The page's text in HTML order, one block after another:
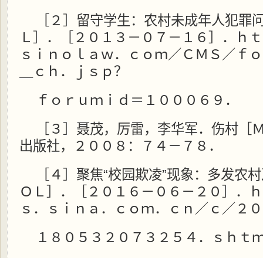
［２］留守学生：农村未成年人犯罪
Ｌ］．［２０１３－０７－１６］．ｈ
ｓｉｎｏｌａｗ．ｃｏｍ／ＣＭＳ／ｆ
＿ｃｈ．ｊｓｐ？
ｆｏｒｕｍｉｄ＝１０００６９．
［３］聂茂，厉雷，李华军．伤村［
出版社，２００８：７４－７８．
［４］聚焦“校园欺凌”现象：多发农
ＯＬ］．［２０１６－０６－２０］．
ｓ．ｓｉｎａ．ｃｏｍ．ｃｎ／ｃ／２
１８０５３２０７３２５４．ｓｈｔ